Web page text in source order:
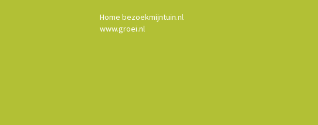
Home bezoekmijntuin.nl
www.groei.nl